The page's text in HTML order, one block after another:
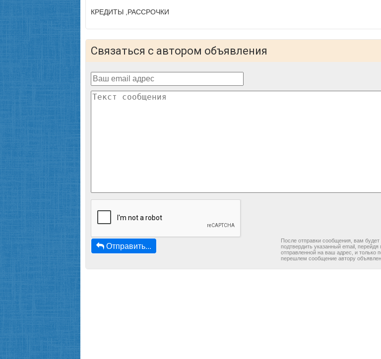
КРЕДИТЫ ,РАССРОЧКИ
Связаться с автором объявления
Отправить...
После отправки сообщения, вам
подтвердить указанный email, перейдя
отправленной на ваш адрес, и только
перешлем сообщение автору